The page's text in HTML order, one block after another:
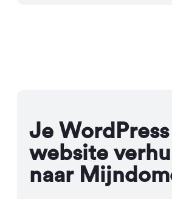
Je WordPress
website
naar